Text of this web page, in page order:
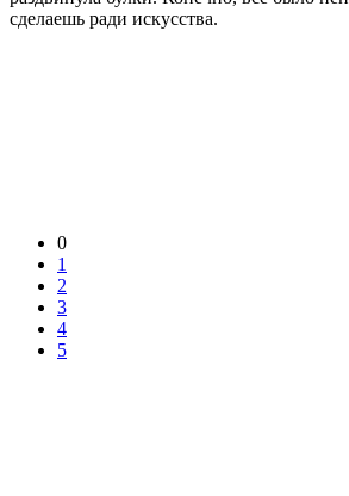
сделаешь ради искусства.
0
1
2
3
4
5